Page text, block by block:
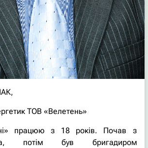
ТОВ «Велетень»
працюю з 18 років. Почав з
потім був бригадиром